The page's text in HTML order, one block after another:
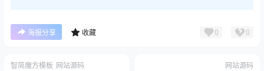
海报分享 收藏 0 0
智简魔方模板 网站源码 网站源码